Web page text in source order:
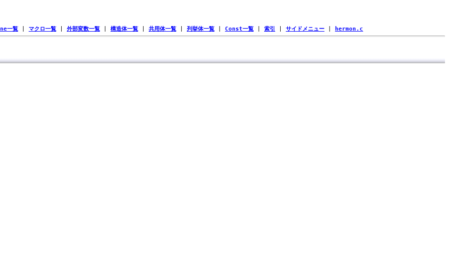
一覧 マクロ一覧 外部変数一覧 構造体一覧 共用体一覧 列挙体一覧 Const一覧 索引 サイドメニュー hermon.c